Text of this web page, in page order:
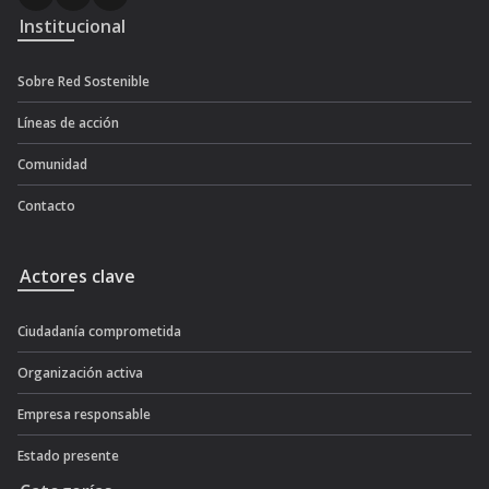
Institucional
Sobre Red Sostenible
Líneas de acción
Comunidad
Contacto
Actores clave
Ciudadanía comprometida
Organización activa
Empresa responsable
Estado presente